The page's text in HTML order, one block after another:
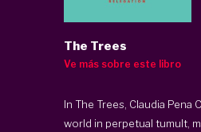
The Trees
Ve más sobre este libro
In The Trees, Claudia Pena
world in perpetual tumult,